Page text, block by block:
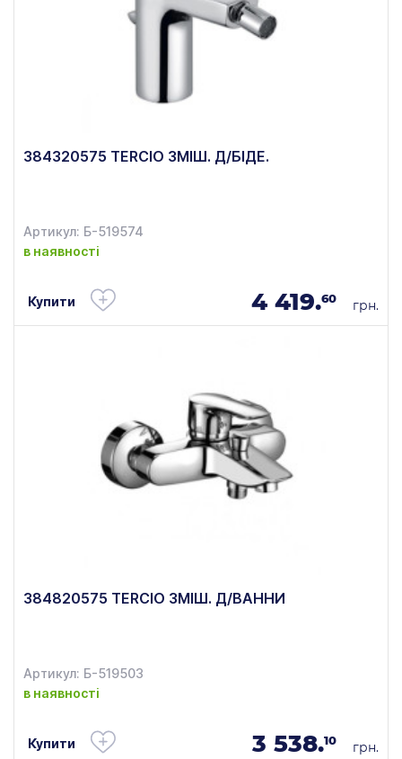
384320575 TERCIO ЗМІШ. Д/БІДЕ.
Артикул: Б-519574
в наявності
Купити 4 419.60 грн.
384820575 TERCIO ЗМІШ. Д/ВАННИ
Артикул: Б-519503
в наявності
Купити 3 538.10 грн.